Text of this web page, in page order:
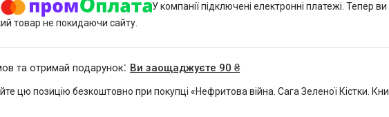
У компанії підключені електронні платежі. Тепер
товар не покидаючи сайту.
та отримай подарунок Ви заощаджуєте 90 ₴
цю позицію безкоштовно при покупці «Нефритова війна. Сага Зеленої Кістки.